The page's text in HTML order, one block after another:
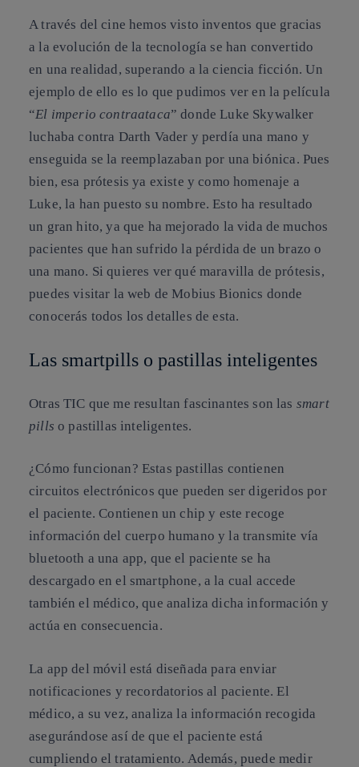
A través del cine hemos visto inventos que gracias
a la evolución de la tecnología se han convertido
en una realidad, superando a la ciencia ficción. Un
ejemplo de ello es lo que pudimos ver en la película
“El imperio contraataca” donde Luke Skywalker
luchaba contra Darth Vader y perdía una mano y
enseguida se la reemplazaban por unabiónica. Pues
bien, esa prótesis ya existe y como homenaje a
Luke, la han puesto su nombre. Esto ha resultado
un gran hito, ya que ha mejorado la vida de muchos
pacientes que han sufrido la pérdida de un brazo o
una mano. Si quieres ver qué maravilla de prótesis,
puedes visitar la web de Mobius Bionics donde
conocerás todos los detalles de esta.
Las smartpills o pastillas inteligentes
Otras TIC que me resultan fascinantes son las smart
pills o pastillas inteligentes.
¿Cómo funcionan? Estas pastillas contienen
circuitos electrónicos que pueden ser digeridos por
el paciente. Contienen un chip y este recoge
información del cuerpo humano y la transmite vía
bluetooth a una app, que el paciente se ha
descargado en el smartphone, a la cual accede
también el médico, que analiza dicha información y
actúa en consecuencia.
La app del móvil está diseñada para enviar
notificaciones y recordatorios al paciente. El
médico, a su vez, analiza la información recogida
asegurándose así de que el paciente está
cumpliendo el tratamiento. Además, puede medir